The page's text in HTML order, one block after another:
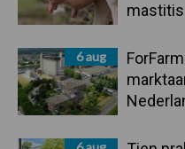
mastitis
6 aug